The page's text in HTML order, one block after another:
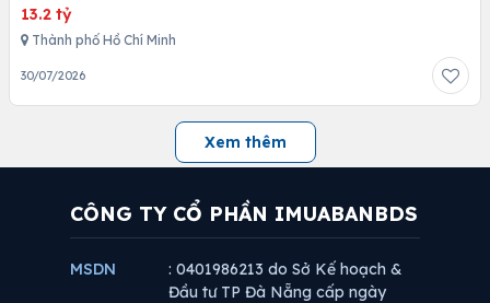
13.2 tỷ
Thành phố Hồ Chí Minh
30/07/2026
Xem thêm
CÔNG TY CỔ PHẦN IMUABANBDS
MSDN
: 0401986213 do Sở Kế hoạch &
Đầu tư TP Đà Nẵng cấp ngày